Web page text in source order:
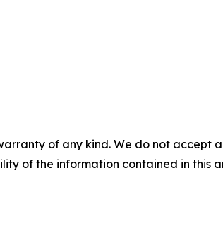
of any kind. We do not
of the information contained in this